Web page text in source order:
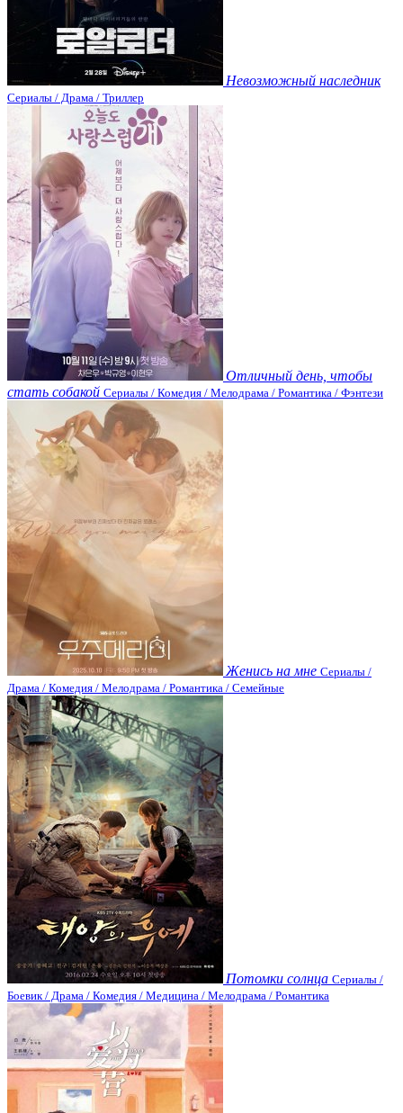
Невозможный наследник
Сериалы / Драма / Триллер
Отличный день, чтобы
стать собакой Сериалы / Комедия / Мелодрама / Романтика / Фэнтези
Женись на мне Сериалы /
Драма / Комедия / Мелодрама / Романтика / Семейные
Потомки солнца Сериалы /
Боевик / Драма / Комедия / Медицина / Мелодрама / Романтика